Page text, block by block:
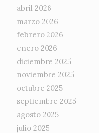
abril 2026
marzo 2026
febrero 2026
enero 2026
diciembre 2025
noviembre 2025
octubre 2025
septiembre 2025
agosto 2025
julio 2025